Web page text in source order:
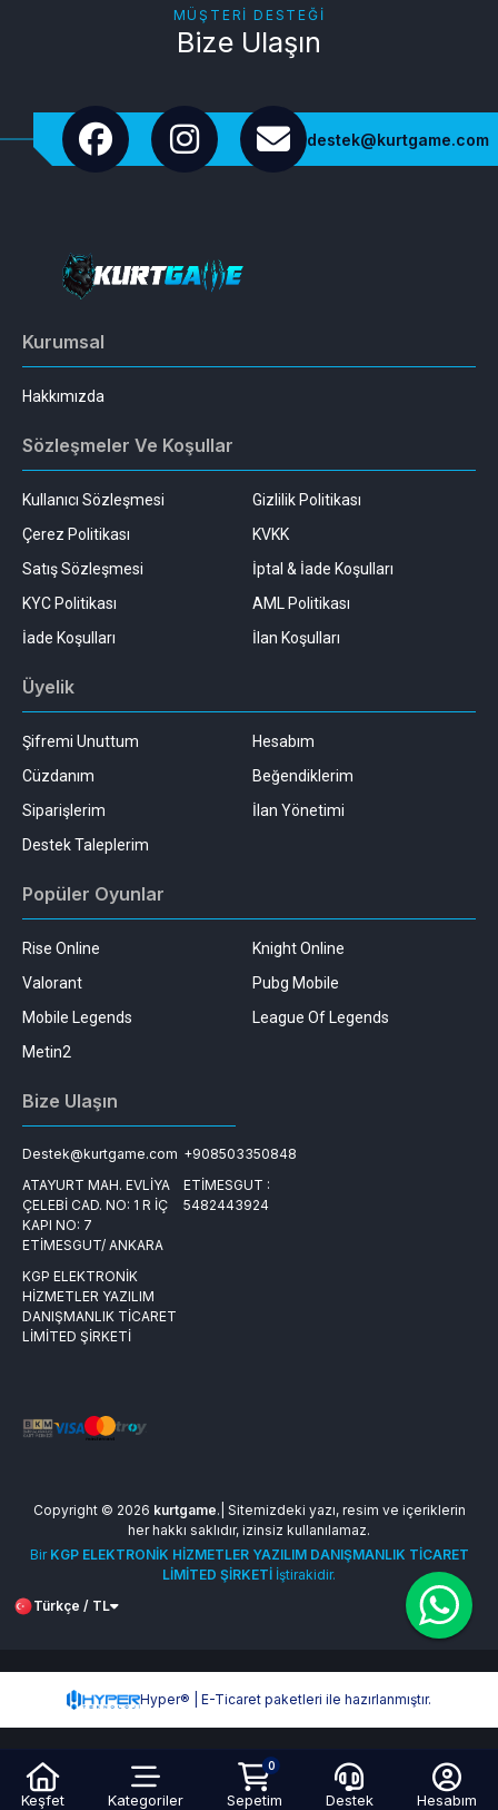
Keşfet Kategoriler
0
Sepetim Destek Hesabım
MÜŞTERI DESTEĞI
Bize Ulaşın
destek@kurtgame.com
Kurumsal
Hakkımızda
Sözleşmeler Ve Koşullar
Kullanıcı Sözleşmesi
Gizlilik Politikası
Çerez Politikası
KVKK
Satış Sözleşmesi
İptal & İade Koşulları
KYC Politikası
AML Politikası
İade Koşulları
İlan Koşulları
Üyelik
Şifremi Unuttum
Hesabım
Cüzdanım
Beğendiklerim
Siparişlerim
İlan Yönetimi
Destek Taleplerim
Popüler Oyunlar
Rise Online
Knight Online
Valorant
Pubg Mobile
Mobile Legends
League Of Legends
Metin2
Bize Ulaşın
Destek@kurtgame.com +908503350848
ATAYURT MAH. EVLİYA
ÇELEBİ CAD. NO: 1 R İÇ
KAPI NO: 7
ETİMESGUT/ ANKARA
ETİMESGUT :
5482443924
KGP ELEKTRONİK
HİZMETLER YAZILIM
DANIŞMANLIK TİCARET
LİMİTED ŞİRKETİ
Copyright © 2026 kurtgame.| Sitemizdeki yazı, resim ve içeriklerin
her hakkı saklıdır, izinsiz kullanılamaz.
Bir KGP ELEKTRONİK HİZMETLER YAZILIM DANIŞMANLIK TİCARET
LİMİTED ŞİRKETİ İştirakidir.
Türkçe / TL
Hyper® | E-Ticaret paketleri ile hazırlanmıştır.